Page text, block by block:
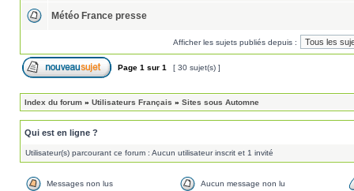
Météo France presse
Afficher les sujets publiés depuis :
Page 1 sur 1 [ 30 sujet(s) ]
Index du forum » Utilisateurs Français » Sites sous Automne
Qui est en ligne ?
Utilisateur(s) parcourant ce forum : Aucun utilisateur inscrit et 1 invité
Messages non lus Aucun message non lu